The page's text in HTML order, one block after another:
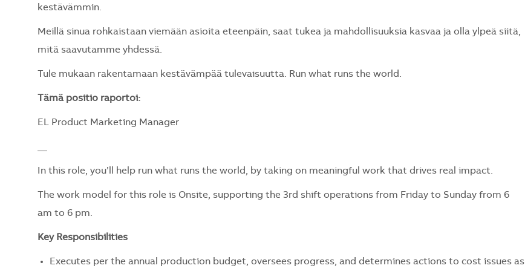
kestävämmin.
Meillä sinua rohkaistaan viemään asioita eteenpäin, saat tukea ja mahdollisuuksia kasvaa ja olla ylpeä siitä,
mitä saavutamme yhdessä.
Tule mukaan rakentamaan kestävämpää tulevaisuutta. Run what runs the world.
Tämä positio raportoi:
EL Product Marketing Manager
In this role, you’ll help run what runs the world, by taking on meaningful work that drives real impact.
The work model for this role is Onsite, supporting the 3rd shift operations from Friday to Sunday from 6
am to 6 pm.
Key Responsibilities
Executes per the annual production budget, oversees progress, and determines actions to cost issues as